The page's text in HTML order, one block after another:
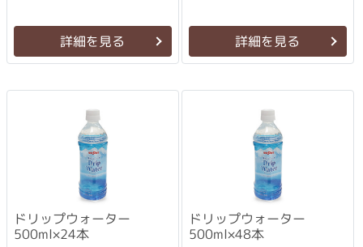
詳細を見る 詳細を見る
ドリップウォーター
500ml×24本
ドリップウォーター
500ml×48本